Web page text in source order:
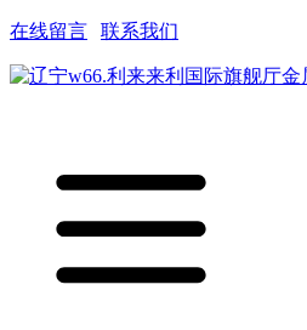
在线留言 联系我们